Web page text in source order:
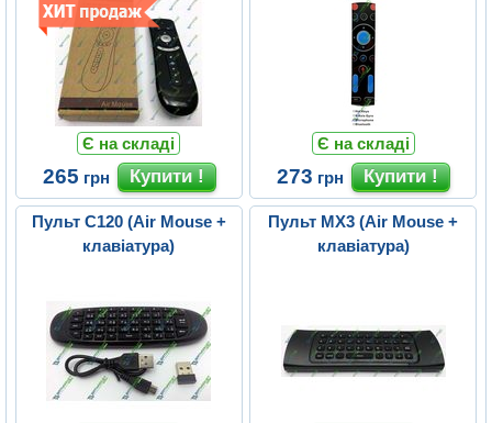
Є на складі
265 грн
Є на складі
273 грн
Пульт C120 (Air Mouse +
клавіатура)
Пульт MX3 (Air Mouse +
клавіатура)